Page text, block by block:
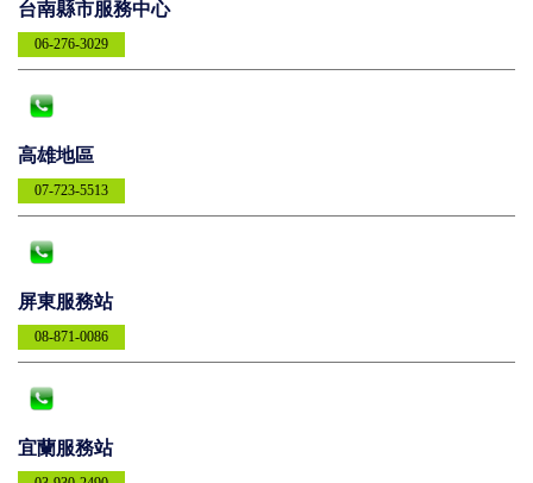
台南縣市服務中心
06-276-3029
高雄地區
07-723-5513
屏東服務站
08-871-0086
宜蘭服務站